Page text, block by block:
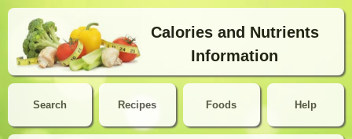
Calories and Nutrients
Information
Search Help
Recipes Foods